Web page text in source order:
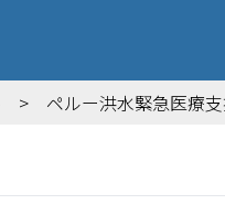
ペルー洪水緊急医療